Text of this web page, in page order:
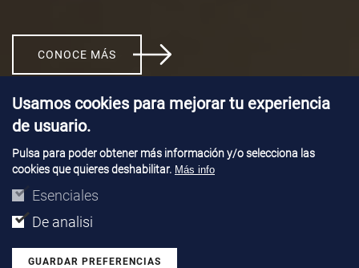
CONOCE MÁS
Usamos cookies para mejorar tu experiencia
de usuario.
Pulsa para poder obtener más información y/o selecciona las
cookies que quieres deshabilitar. Más info
Esenciales
De analisi
GUARDAR PREFERENCIAS